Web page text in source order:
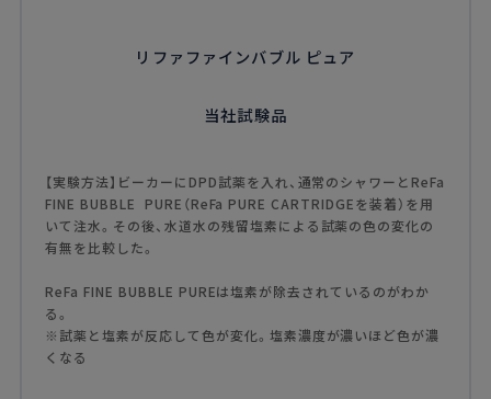
リファファインバブル ピュア
当社試験品
【実験方法】ビーカーにDPD試薬を入れ、通常のシャワーとReFa
FINE BUBBLE PURE（ReFa PURE CARTRIDGEを装着）を用
いて注水。その後、水道水の残留塩素による試薬の色の変化の
有無を比較した。
ReFa FINE BUBBLE PUREは塩素が除去されているのがわか
る。
※試薬と塩素が反応して色が変化。塩素濃度が濃いほど色が濃
くなる